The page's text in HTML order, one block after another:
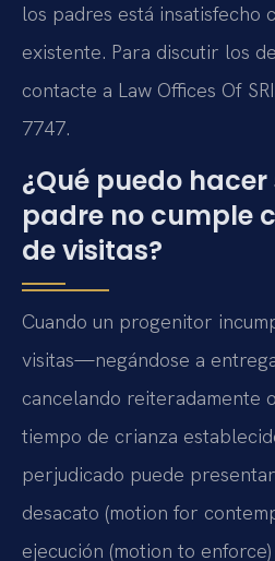
los padres está insatisfecho
existente. Para discutir los
contacte a Law Offices Of
7747.
¿Qué puedo
padre no cumple
de visitas?
Cuando un progenitor
visitas—negándose a
cancelando reiteradamente
tiempo de crianza
perjudicado puede
desacato (motion for
ejecución (motion to